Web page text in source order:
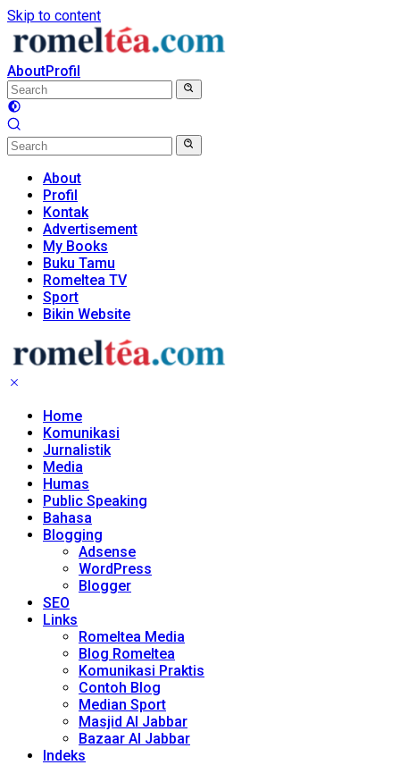
Skip to content
AboutProfil
About
Profil
Kontak
Advertisement
My Books
Buku Tamu
Romeltea TV
Sport
Bikin Website
Home
Komunikasi
Jurnalistik
Media
Humas
Public Speaking
Bahasa
Blogging
Adsense
WordPress
Blogger
SEO
Links
Romeltea Media
Blog Romeltea
Komunikasi Praktis
Contoh Blog
Median Sport
Masjid Al Jabbar
Bazaar Al Jabbar
Indeks